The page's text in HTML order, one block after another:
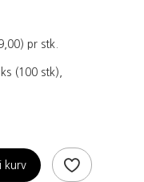
) pr stk.
(100 stk),
kurv